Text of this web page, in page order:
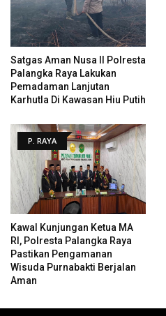
Satgas Aman Nusa II Polresta
Palangka Raya Lakukan
Pemadaman Lanjutan
Karhutla Di Kawasan Hiu Putih
P. RAYA
Kawal Kunjungan Ketua MA
RI, Polresta Palangka Raya
Pastikan Pengamanan
Wisuda Purnabakti Berjalan
Aman